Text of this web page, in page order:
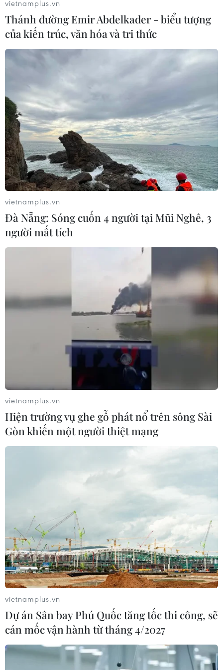
Tổng thống Mỹ Trump muốn giảm căng
thẳng và không dùng vũ lực với Iran
08/01/2020 23:28
Trong bài phát biểu tại Nhà Trắng, Tổng thống Mỹ
Donald Trump khẳng định ông mong muốn giảm leo
thang khủng hoảng với Iran.
vietnamplus.vn
Thánh đường Emir Abdelkader - biểu tượng
của kiến trúc, văn hóa và tri thức
vietnamplus.vn
Đà Nẵng: Sóng cuốn 4 người tại Mũi Nghê, 3
người mất tích
vietnamplus.vn
Hiện trường vụ ghe gỗ phát nổ trên sông Sài
Gòn khiến một người thiệt mạng
vietnamplus.vn
Dự án Sân bay Phú Quốc tăng tốc thi công, sẽ
cán mốc vận hành từ tháng 4/2027